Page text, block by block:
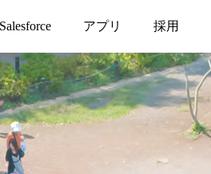
Salesforce アプリ 採用